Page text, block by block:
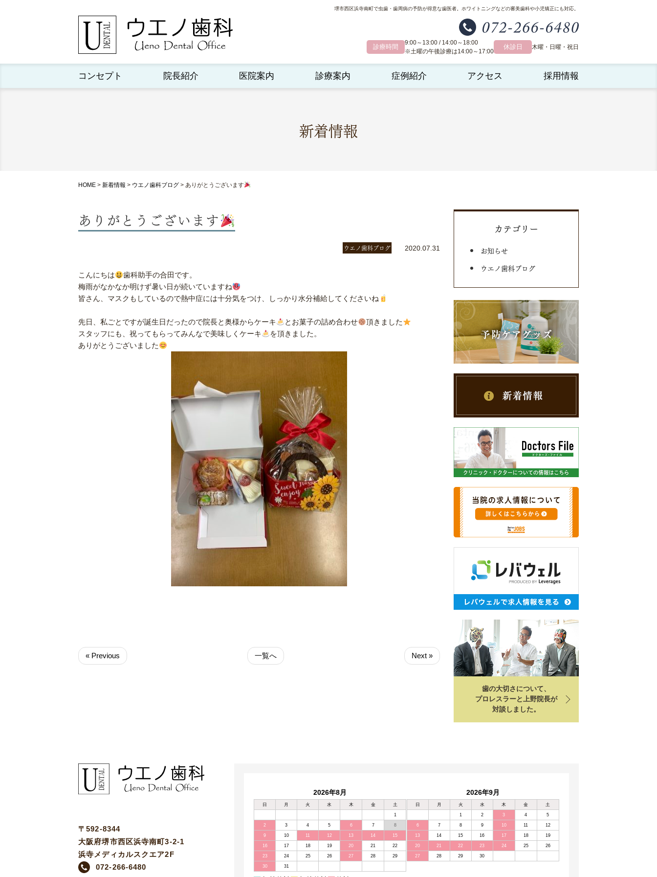
堺市西区浜寺南町で虫歯・歯周病の予防が得意な歯医者。 ホワイトニングなどの審美歯科や小児矯正にも対応。
診療時間
9:00～13:00 / 14:00～18:00
※土曜の午後診療は14:00～17:00
休診日 木曜・日曜・祝日
コンセプト 院長紹介 医院案内 診療案内 症例紹介 アクセス 採用情報
新着情報
HOME > 新着情報 > ウエノ歯科ブログ > ありがとうございます
ありがとうございます
ウエノ歯科ブログ 2020.07.31
こんにちは
歯科助手の合田です。
梅雨がなかなか明けず暑い日が続いていますね
皆さん、マスクもしているので熱中症には十分気をつけ、しっかり水分補給してくださいね
先日、私ごとですが誕生日だったので院長と奥様からケーキ とお菓子の詰め合わせ
頂きました
スタッフにも、祝ってもらってみんなで美味しくケーキ
を頂きました。
ありがとうございました
« Previous 一覧へ Next »
カテゴリー
お知らせ
ウエノ歯科ブログ
歯の大切さについて、
プロレスラーと上野院長が
対談しました。
2026年8月
日 月 火 水 木 金 土
1
2 3 4 5 6 7 8
9 10 11 12 13 14 15
16 17 18 19 20 21 22
23 24 25 26 27 28 29
30 31
2026年9月
日 月 火 水 木 金 土
1 2 3 4 5
6 7 8 9 10 11 12
13 14 15 16 17 18 19
20 21 22 23 24 25 26
27 28 29 30
〒592-8344
大阪府堺市西区浜寺南町3-2-1
浜寺メディカルスクエア2F
072-266-6480